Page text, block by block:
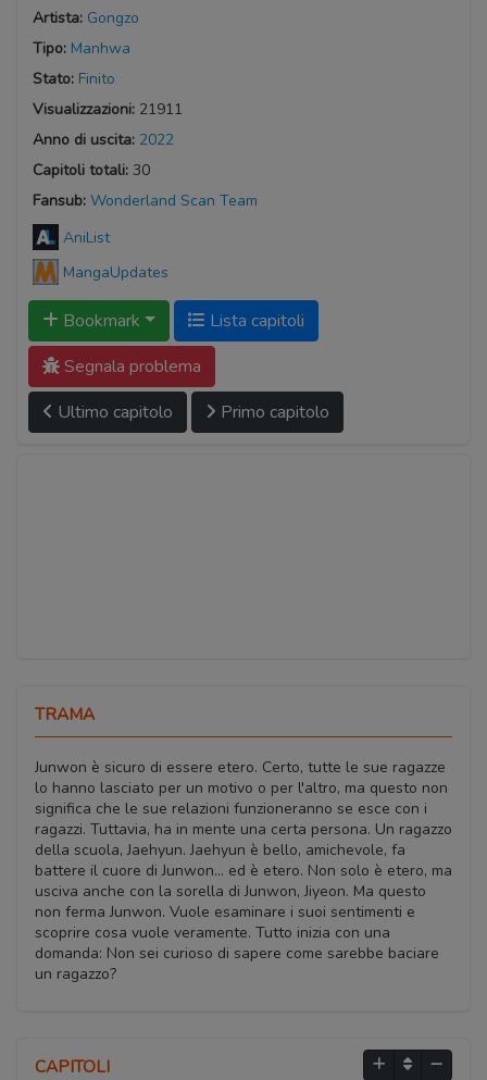
Artista: Gongzo
Tipo: Manhwa
Stato: Finito
Visualizzazioni: 21911
Anno di uscita: 2022
Capitoli totali: 30
Fansub: Wonderland Scan Team
AniList
MangaUpdates
Bookmark
Lista capitoli
Segnala problema
Ultimo capitolo
Primo capitolo
TRAMA
Junwon è sicuro di essere etero. Certo, tutte le sue ragazze
lo hanno lasciato per un motivo o per l'altro, ma questo non
significa che le sue relazioni funzioneranno se esce con i
ragazzi. Tuttavia, ha in mente una certa persona. Un ragazzo
della scuola, Jaehyun. Jaehyun è bello, amichevole, fa
battere il cuore di Junwon... ed è etero. Non solo è etero, ma
usciva anche con la sorella di Junwon, Jiyeon. Ma questo
non ferma Junwon. Vuole esaminare i suoi sentimenti e
scoprire cosa vuole veramente. Tutto inizia con una
domanda: Non sei curioso di sapere come sarebbe baciare
un ragazzo?
CAPITOLI